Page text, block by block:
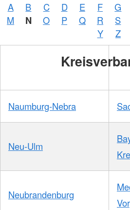
A B C D E F G
M
N O P Q R S
Y
Z
Naumburg-Nebra
Neu-Ulm
Neubrandenburg